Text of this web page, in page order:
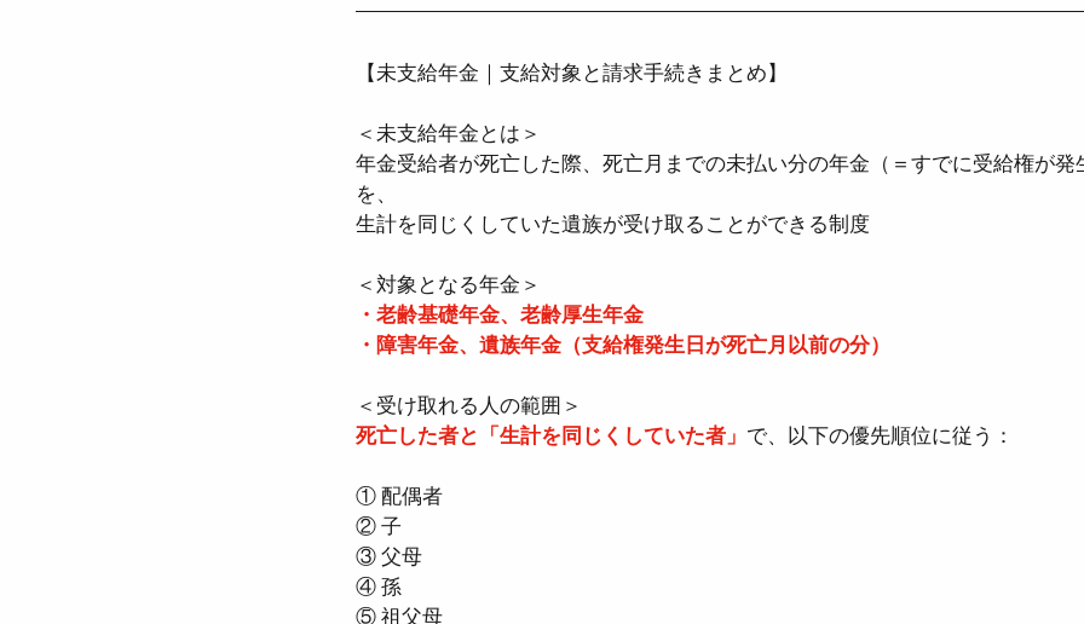
【未支給年金｜支給対象と請求手続きまとめ】
＜未支給年金とは＞
年金受給者が死亡した際、死亡月までの未払い分の年金（＝すでに受給権が発
を、
生計を同じくしていた遺族が受け取ることができる制度
＜対象となる年金＞
・老齢基礎年金、老齢厚生年金
・障害年金、遺族年金（支給権発生日が死亡月以前の分）
＜受け取れる人の範囲＞
死亡した者と「生計を同じくしていた者」 で、以下の優先順位に従う：
① 配偶者
② 子
③ 父母
④ 孫
⑤ 祖父母